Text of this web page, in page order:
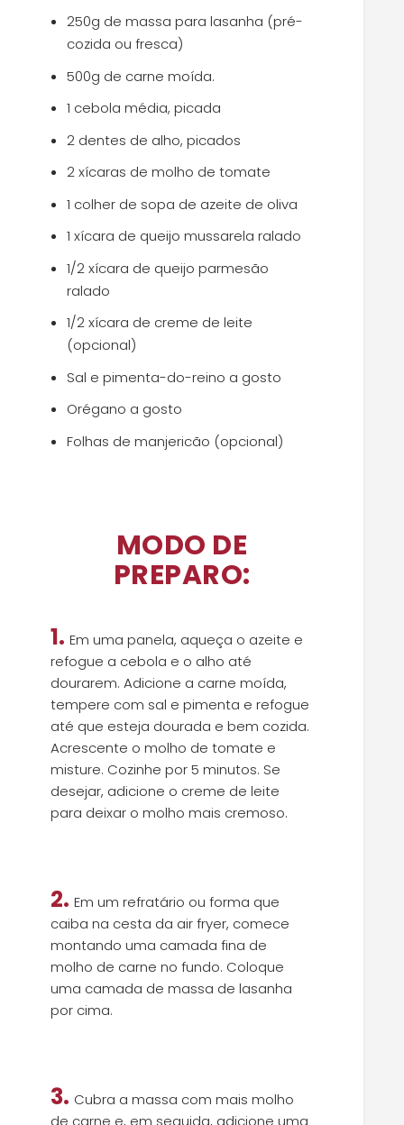
250g de massa para lasanha (pré-
cozida ou fresca)
500g de carne moída.
1 cebola média, picada
2 dentes de alho, picados
2 xícaras de molho de tomate
1 colher de sopa de azeite de oliva
1 xícara de queijo mussarela ralado
1/2 xícara de queijo parmesão
ralado
1/2 xícara de creme de leite
(opcional)
Sal e pimenta-do-reino a gosto
Orégano a gosto
Folhas de manjericão (opcional)
MODO DE
PREPARO:
1.Em uma panela, aqueça o azeite e
refogue a cebola e o alho até
dourarem. Adicione a carne moída,
tempere com sal e pimenta e refogue
até que esteja dourada e bem cozida.
Acrescente o molho de tomate e
misture. Cozinhe por 5 minutos. Se
desejar, adicione o creme de leite
para deixar o molho mais cremoso.
2.Em um refratário ou forma que
caiba na cesta da air fryer, comece
montando uma camada fina de
molho de carne no fundo. Coloque
uma camada de massa de lasanha
por cima.
3. Cubra a massa com mais molho